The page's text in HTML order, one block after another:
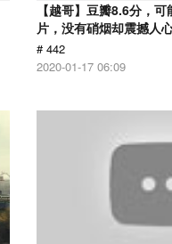
【越哥】豆瓣8.6分，
片，没有硝烟却震撼人
# 442
2020-01-17 06:09